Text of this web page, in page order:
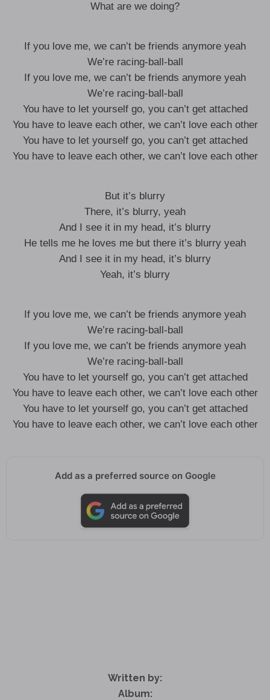
What are we doing?
If you love me, we can’t be friends anymore yeah
We’re racing-ball-ball
If you love me, we can’t be friends anymore yeah
We’re racing-ball-ball
You have to let yourself go, you can’t get attached
You have to leave each other, we can’t love each other
You have to let yourself go, you can’t get attached
You have to leave each other, we can’t love each other
But it’s blurry
There, it’s blurry, yeah
And I see it in my head, it’s blurry
He tells me he loves me but there it’s blurry yeah
And I see it in my head, it’s blurry
Yeah, it’s blurry
If you love me, we can’t be friends anymore yeah
We’re racing-ball-ball
If you love me, we can’t be friends anymore yeah
We’re racing-ball-ball
You have to let yourself go, you can’t get attached
You have to leave each other, we can’t love each other
You have to let yourself go, you can’t get attached
You have to leave each other, we can’t love each other
Add as a preferred source on Google
Written by:
Album: